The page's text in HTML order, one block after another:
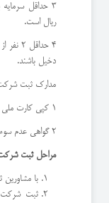
3 حداقل
ریال است.
4
دخیل باشند.
مدارک ثبت
1 کپی کارت ملی و شناسنامه همه افراد (برابر با اصل شده)
2 گواهی عدم سوءپیشینه فقط برای اعضاء هیئت‌مدیره
مراحل ثبت
با
ثبت شرکت